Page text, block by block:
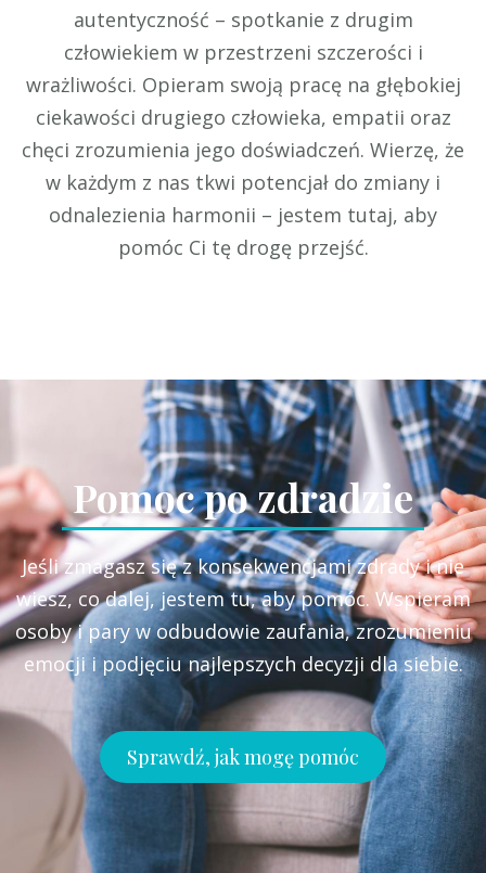
autentyczność – spotkanie z drugim
człowiekiem w przestrzeni szczerości i
wrażliwości. Opieram swoją pracę na głębokiej
ciekawości drugiego człowieka, empatii oraz
chęci zrozumienia jego doświadczeń. Wierzę, że
w każdym z nas tkwi potencjał do zmiany i
odnalezienia harmonii – jestem tutaj, aby
pomóc Ci tę drogę przejść.
Pomoc po zdradzie
Jeśli zmagasz się z konsekwencjami zdrady i nie
wiesz, co dalej, jestem tu, aby pomóc. Wspieram
osoby i pary w odbudowie zaufania, zrozumieniu
emocji i podjęciu najlepszych decyzji dla siebie.
Sprawdź, jak mogę pomóc